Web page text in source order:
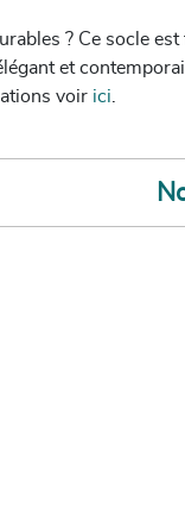
? Ce socle
et
voir ici